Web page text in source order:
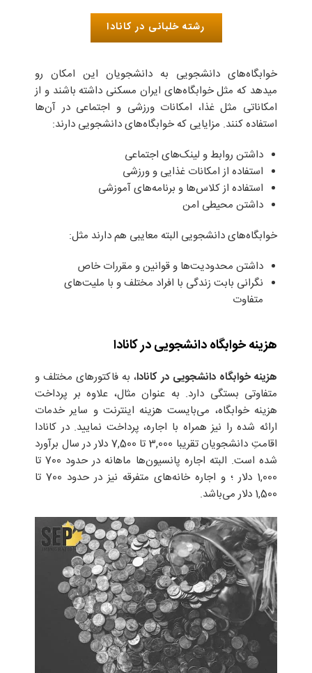
رشته خلبانی در کانادا
خوابگاه‌های دانشجویی به دانشجویان این امکان رو
میدهد که مثل خوابگاه‌های ایران مسکنی داشته باشند و از
امکاناتی مثل غذا، امکانات ورزشی و اجتماعی در آن‌ها
استفاده کنند. مزایایی که خوابگاه‌های دانشجویی دارند:
داشتن روابط و لینک‌های اجتماعی
استفاده از امکانات غذایی و ورزشی
استفاده از کلاس‌ها و برنامه‌های آموزشی
داشتن محیطی امن
خوابگاه‌های دانشجویی البته معایبی هم دارند مثل:
داشتن محدودیت‌ها و قوانین و مقررات خاص
نگرانی بابت زندگی با افراد مختلف و با ملیت‌های
متفاوت
هزینه‌ خوابگاه دانشجویی در کانادا
هزینه‌ خوابگاه دانشجویی در کانادا، به فاکتورهای مختلف و
متفاوتی بستگی دارد. به عنوان مثال، علاوه بر پرداخت
هزینه‌ خوابگاه، می‌بایست هزینه‌ اینترنت و سایر خدمات
ارائه شده را نیز همراه با اجاره، پرداخت نمایید. در کانادا
اقامتِ دانشجویان تقریبا 3,000 تا 7,500 دلار در سال برآورد
شده است. البته اجاره پانسیون‌ها ماهانه در حدود 700 تا
1,000 دلار ؛ و اجاره‌ خانه‌های متفرقه نیز در حدود 700 تا
1,500 دلار می‌باشد.